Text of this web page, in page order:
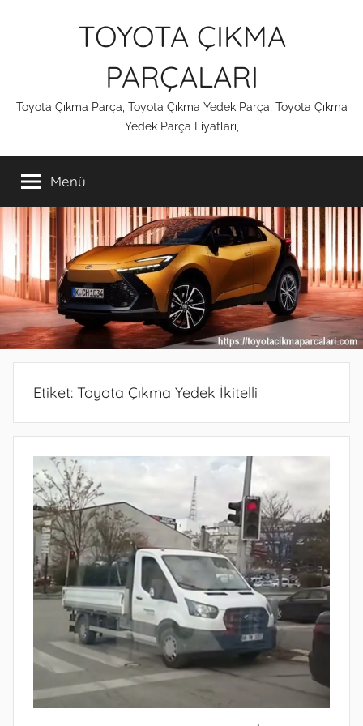
TOYOTA ÇIKMA
PARÇALARI
Toyota Çıkma Parça, Toyota Çıkma Yedek Parça, Toyota Çıkma
Yedek Parça Fiyatları,
Menü
Etiket: Toyota Çıkma Yedek İkitelli